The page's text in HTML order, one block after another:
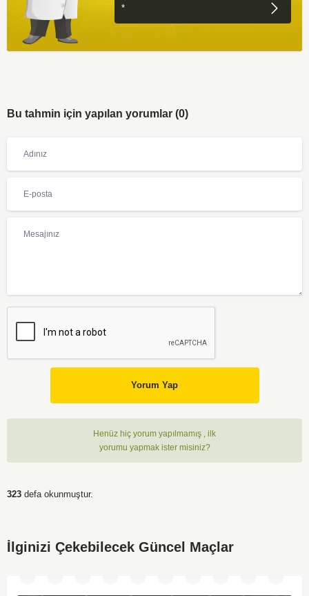
Bu tahmin için yapılan yorumlar (0)
Yorum Yap
Henüz hiç yorum yapılmamış , ilk
yorumu yapmak ister misiniz?
323 defa okunmuştur.
İlginizi Çekebilecek Güncel Maçlar